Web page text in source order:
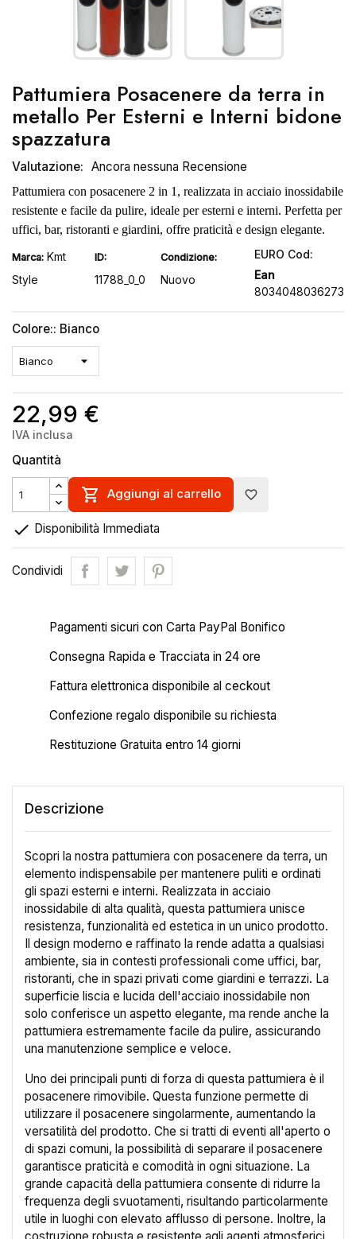
Pattumiera Posacenere da terra in
metallo Per Esterni e Interni bidone
spazzatura
Valutazione: Ancora nessuna Recensione
Pattumiera con posacenere 2 in 1, realizzata in acciaio inossidabile
resistente e facile da pulire, ideale per esterni e interni. Perfetta per
uffici, bar, ristoranti e giardini, offre praticità e design elegante.
Marca: Kmt
Style
ID:
11788_0_0
Condizione:
Nuovo
EURO Cod:
Ean
8034048036273
Colore:: Bianco
22,99 €
IVA inclusa
Quantità
 Aggiungi al carrello favorite_border
 Disponibilità Immediata
Condividi
Pagamenti sicuri con Carta PayPal Bonifico
Consegna Rapida e Tracciata in 24 ore
Fattura elettronica disponibile al ceckout
Confezione regalo disponibile su richiesta
Restituzione Gratuita entro 14 giorni
Descrizione
Scopri la nostra pattumiera con posacenere da terra, un
elemento indispensabile per mantenere puliti e ordinati
gli spazi esterni e interni. Realizzata in acciaio
inossidabile di alta qualità, questa pattumiera unisce
resistenza, funzionalità ed estetica in un unico prodotto.
Il design moderno e raffinato la rende adatta a qualsiasi
ambiente, sia in contesti professionali come uffici, bar,
ristoranti, che in spazi privati come giardini e terrazzi. La
superficie liscia e lucida dell'acciaio inossidabile non
solo conferisce un aspetto elegante, ma rende anche la
pattumiera estremamente facile da pulire, assicurando
una manutenzione semplice e veloce.
Uno dei principali punti di forza di questa pattumiera è il
posacenere rimovibile. Questa funzione permette di
utilizzare il posacenere singolarmente, aumentando la
versatilità del prodotto. Che si tratti di eventi all'aperto o
di spazi comuni, la possibilità di separare il posacenere
garantisce praticità e comodità in ogni situazione. La
grande capacità della pattumiera consente di ridurre la
frequenza degli svuotamenti, risultando particolarmente
utile in luoghi con elevato afflusso di persone. Inoltre, la